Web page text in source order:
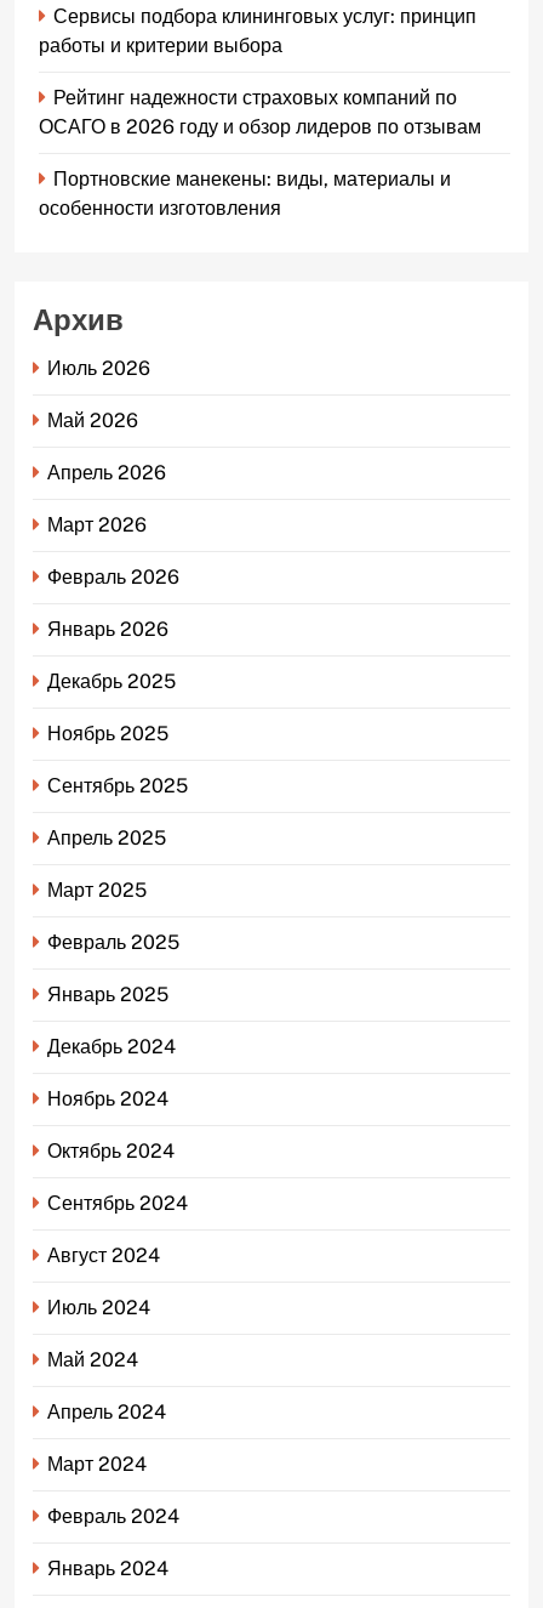
Сервисы подбора клининговых услуг: принцип
работы и критерии выбора
Рейтинг надежности страховых компаний по
ОСАГО в 2026 году и обзор лидеров по отзывам
Портновские манекены: виды, материалы и
особенности изготовления
Архив
Июль 2026
Май 2026
Апрель 2026
Март 2026
Февраль 2026
Январь 2026
Декабрь 2025
Ноябрь 2025
Сентябрь 2025
Апрель 2025
Март 2025
Февраль 2025
Январь 2025
Декабрь 2024
Ноябрь 2024
Октябрь 2024
Сентябрь 2024
Август 2024
Июль 2024
Май 2024
Апрель 2024
Март 2024
Февраль 2024
Январь 2024